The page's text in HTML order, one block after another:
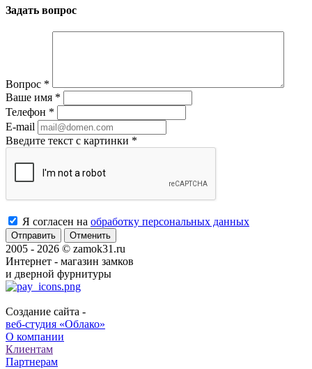
Задать вопрос
Вопрос *
Ваше имя *
Телефон *
E-mail
Введите текст с картинки *
Я согласен на обработку персональных данных
Отменить
2005 - 2026 © zamok31.ru
Интернет - магазин замков
и дверной фурнитуры
Создание сайта -
веб-студия «Облако»
О компании
Клиентам
Партнерам